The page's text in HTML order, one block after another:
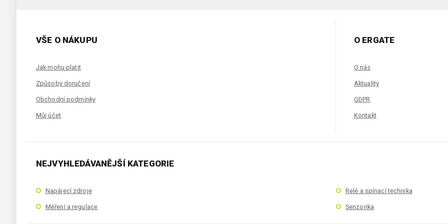
VŠE O NÁKUPU
Jak mohu platit
Způsoby doručení
Obchodní podmínky
Můj účet
O ERGATE
O nás
Aktuality
GDPR
Kontakt
NEJVYHLEDÁVANĚJŠÍ KATEGORIE
Napájecí zdroje Relé a spínací technika
Měření a regulace Senzorika